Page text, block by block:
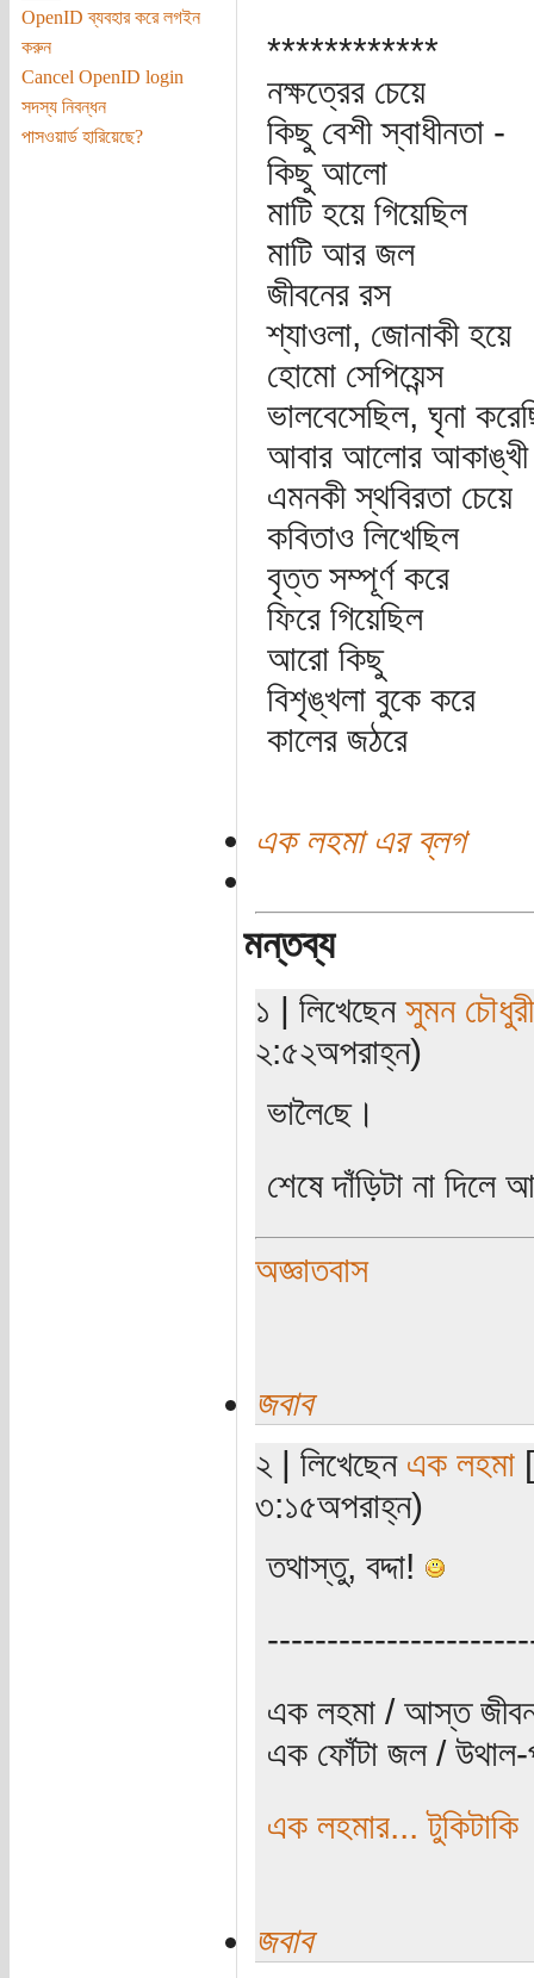
OpenID ব্যবহার করে লগইন
করুন
Cancel OpenID login
সদস্য নিবন্ধন
পাসওয়ার্ড হারিয়েছে?
************
নক্ষত্রের চেয়ে
কিছু বেশী স্বাধীনতা -
কিছু আলো
মাটি হয়ে গিয়েছিল
মাটি আর জল
জীবনের রস
শ্যাওলা, জোনাকী হয়ে
হোমো সেপিয়েন্স
ভালবেসেছিল, ঘৃনা
আবার আলোর আকাঙ্খী
এমনকী স্থবিরতা চেয়ে
কবিতাও লিখেছিল
বৃত্ত সম্পূর্ণ করে
ফিরে গিয়েছিল
আরো কিছু
বিশৃঙ্খলা বুকে করে
কালের জঠরে
এক লহমা এর ব্লগ
মন্তব্য
১ | লিখেছেন সুমন চৌধুরী
২:৫২অপরাহ্ন)
ভালৈ‌ছে।
শেষে দাঁড়িটা না
অজ্ঞাতবাস
জবাব
২ | লিখেছেন এক লহমা
৩:১৫অপরাহ্ন)
তথাস্তু, বদ্দা!
এক লহমা / আস্ত
এক ফোঁটা জল /
এক লহমার... টুকিটাকি
জবাব